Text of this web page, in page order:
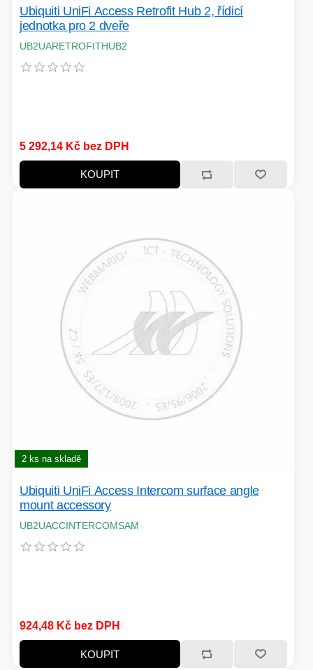
Ubiquiti UniFi Access Retrofit Hub 2, řídicí
jednotka pro 2 dveře
UB2UARETROFITHUB2
5 292,14 Kč bez DPH
KOUPIT
2 ks na skladě
Ubiquiti UniFi Access Intercom surface angle
mount accessory
UB2UACCINTERCOMSAM
924,48 Kč bez DPH
KOUPIT